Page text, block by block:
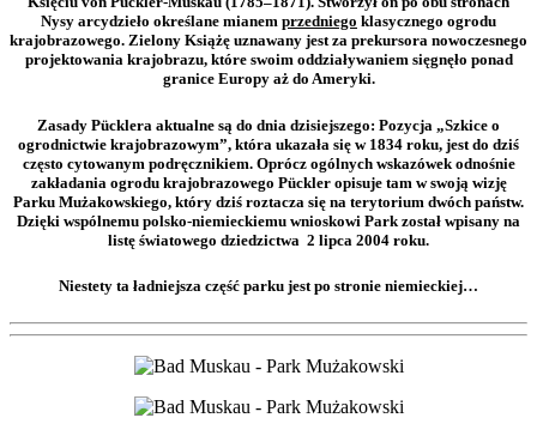
Nysy arcydzieło określane mianem przedniego klasycznego ogrodu
krajobrazowego. Zielony Książę uznawany jest za prekursora nowoczesnego
projektowania krajobrazu, które swoim oddziaływaniem sięgnęło ponad
granice Europy aż do Ameryki.
Zasady Pücklera aktualne są do dnia dzisiejszego: Pozycja „Szkice o
ogrodnictwie krajobrazowym”, która ukazała się w 1834 roku, jest do dziś
często cytowanym podręcznikiem. Oprócz ogólnych wskazówek odnośnie
zakładania ogrodu krajobrazowego Pückler opisuje tam w swoją wizję
Parku Mużakowskiego, który dziś roztacza się na terytorium dwóch państw.
Dzięki wspólnemu polsko-niemieckiemu wnioskowi Park został wpisany na
listę światowego dziedzictwa 2 lipca 2004 roku.
Niestety ta ładniejsza część parku jest po stronie niemieckiej…